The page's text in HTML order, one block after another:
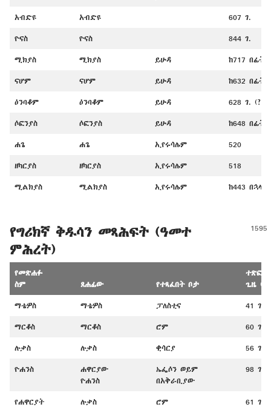
አብድዩ አብድዩ 607 ገ.
ዮናስ ዮናስ 844 ገ.
ሚክያስ ሚክያስ ይሁዳ ከ717 በፊት
ናሆም ናሆም ይሁዳ ከ632 በፊት
ዕንባቆም ዕንባቆም ይሁዳ 628 ገ. (?)
ሶፎንያስ ሶፎንያስ ይሁዳ ከ648 በፊት
ሐጌ ሐጌ ኢየሩሳሌም 520
ዘካርያስ ዘካርያስ ኢየሩሳሌም 518
ሚልክያስ ሚልክያስ ኢየሩሳሌም ከ443 በኋላ
የግሪክኛ ቅዱሳን መጻሕፍት (ዓመተ
ምሕረት)
የመጽሐፉ
ስም
ጸሐፊው የተጻፈበት ቦታ
ተጽፎ
ጊዜ
ማቴዎስ ማቴዎስ ፓለስቲና 41 ገ.
ማርቆስ ማርቆስ ሮም 60 ገ.-
ሉቃስ ሉቃስ ቂሳርያ 56 ገ.-
ዮሐንስ
ሐዋርያው
ዮሐንስ
ኤፌሶን ወይም
በአቅራቢያው
98 ገ.
የሐዋርያት ሉቃስ ሮም 61 ገ.